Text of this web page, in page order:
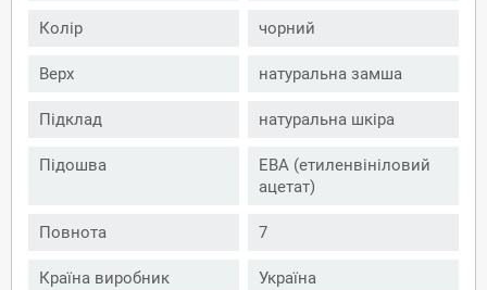
Колір чорний
Верх натуральна замша
Підклад натуральна шкіра
Підошва
ЕВА (етиленвініловий
ацетат)
Повнота 7
Країна виробник Україна